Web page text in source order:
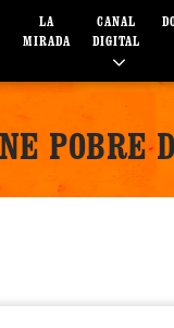
LA
MIRADA
CANAL
DIGITAL
POBRE